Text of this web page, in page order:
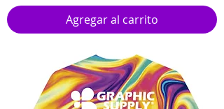
Agregar al carrito